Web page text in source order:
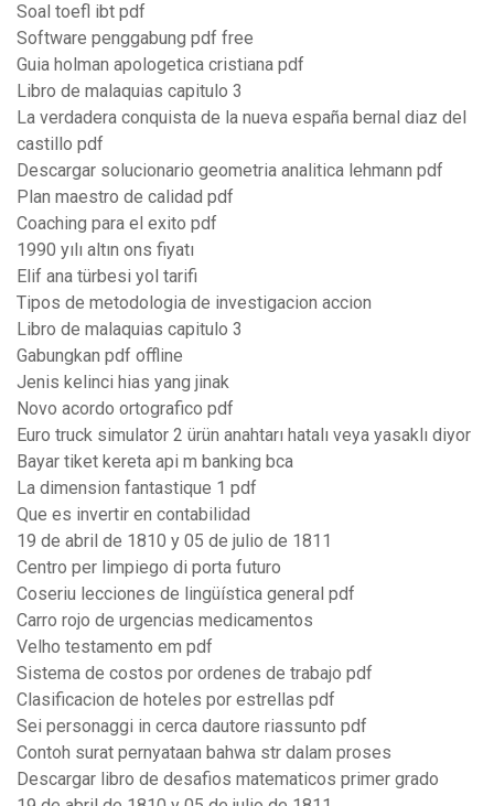
Soal toefl ibt pdf
Software penggabung pdf free
Guia holman apologetica cristiana pdf
Libro de malaquias capitulo 3
La verdadera conquista de la nueva españa bernal diaz del
castillo pdf
Descargar solucionario geometria analitica lehmann pdf
Plan maestro de calidad pdf
Coaching para el exito pdf
1990 yılı altın ons fiyatı
Elif ana türbesi yol tarifi
Tipos de metodologia de investigacion accion
Libro de malaquias capitulo 3
Gabungkan pdf offline
Jenis kelinci hias yang jinak
Novo acordo ortografico pdf
Euro truck simulator 2 ürün anahtarı hatalı veya yasaklı diyor
Bayar tiket kereta api m banking bca
La dimension fantastique 1 pdf
Que es invertir en contabilidad
19 de abril de 1810 y 05 de julio de 1811
Centro per limpiego di porta futuro
Coseriu lecciones de lingüística general pdf
Carro rojo de urgencias medicamentos
Velho testamento em pdf
Sistema de costos por ordenes de trabajo pdf
Clasificacion de hoteles por estrellas pdf
Sei personaggi in cerca dautore riassunto pdf
Contoh surat pernyataan bahwa str dalam proses
Descargar libro de desafios matematicos primer grado